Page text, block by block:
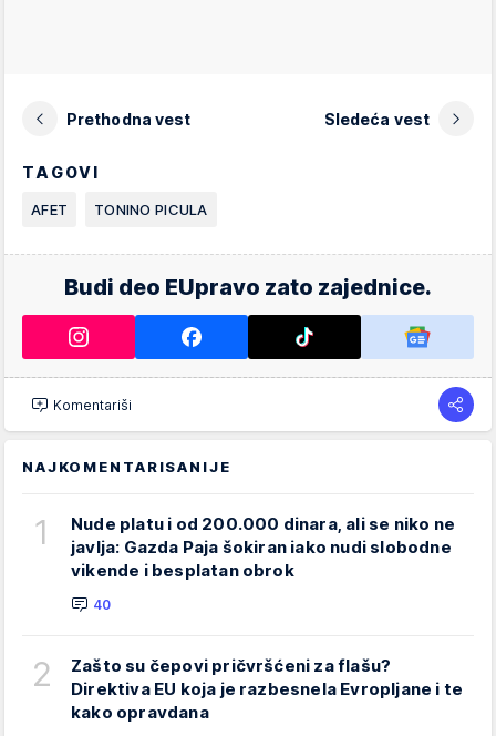
Prethodna vest Sledeća vest
TAGOVI
AFET TONINO PICULA
Budi deo EUpravo zato zajednice.
Komentariši
NAJKOMENTARISANIJE
1
Nude platu i od 200.000 dinara, ali se niko ne
javlja: Gazda Paja šokiran iako nudi slobodne
vikende i besplatan obrok
40
2
Zašto su čepovi pričvršćeni za flašu?
Direktiva EU koja je razbesnela Evropljane i te
kako opravdana